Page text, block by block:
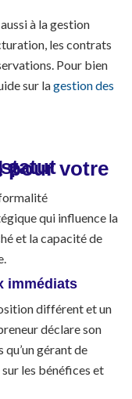
à la gestion
les contrats
Pour bien
sur lagestion des
?
qui influence la
et la capacité de
immédiats
différent et un
déclare son
gérant de
les bénéfices et